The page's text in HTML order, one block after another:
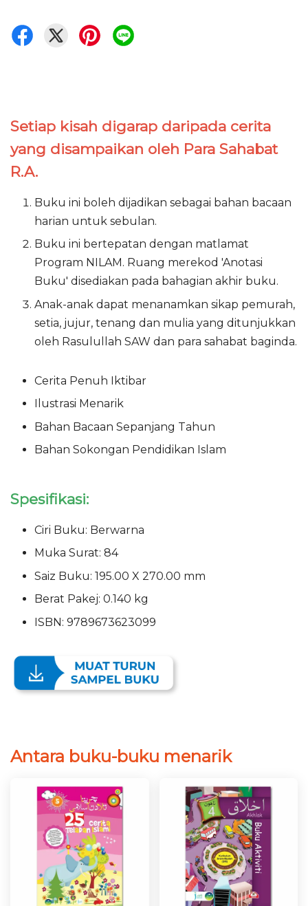
Setiap kisah digarap daripada cerita
yang disampaikan oleh Para Sahabat
R.A.
Buku ini boleh dijadikan sebagai bahan bacaan
harian untuk sebulan.
Buku ini bertepatan dengan matlamat
Program NILAM. Ruang merekod 'Anotasi
Buku' disediakan pada bahagian akhir buku.
Anak-anak dapat menanamkan sikap pemurah,
setia, jujur, tenang dan mulia yang ditunjukkan
oleh Rasulullah SAW dan para sahabat baginda.
Cerita Penuh Iktibar
Ilustrasi Menarik
Bahan Bacaan Sepanjang Tahun
Bahan Sokongan Pendidikan Islam
Spesifikasi:
Ciri Buku: Berwarna
Muka Surat: 84
Saiz Buku: 195.00 X 270.00 mm
Berat Pakej: 0.140 kg
ISBN: 9789673623099
Antara buku-buku menarik